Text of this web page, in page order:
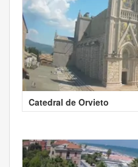
Catedral de Orvieto